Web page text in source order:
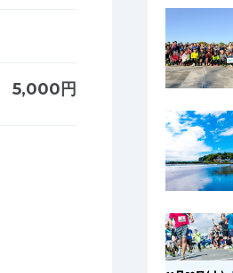
5,000円